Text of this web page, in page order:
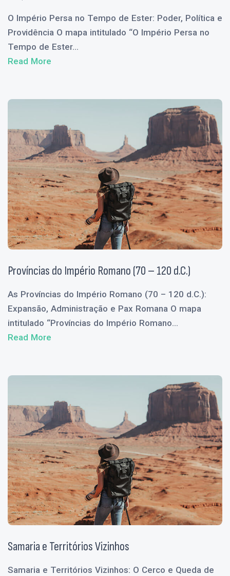
O Império Persa no Tempo de Ester: Poder, Política e
Providência O mapa intitulado “O Império Persa no
Tempo de Ester...
Read More
Províncias do Império Romano (70 – 120 d.C.)
As Províncias do Império Romano (70 – 120 d.C.):
Expansão, Administração e Pax Romana O mapa
intitulado “Províncias do Império Romano...
Read More
Samaria e Territórios Vizinhos
Samaria e Territórios Vizinhos: O Cerco e Queda de